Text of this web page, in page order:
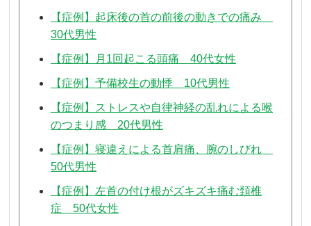
【症例】起床後の首の前後の動きでの痛み
30代男性
【症例】月1回起こる頭痛 40代女性
【症例】予備校生の動悸 10代男性
【症例】ストレスや自律神経の乱れによる喉
のつまり感 20代男性
【症例】寝違えによる首肩痛、腕のしびれ
50代男性
【症例】左首の付け根がズキズキ痛む頚椎
症 50代女性